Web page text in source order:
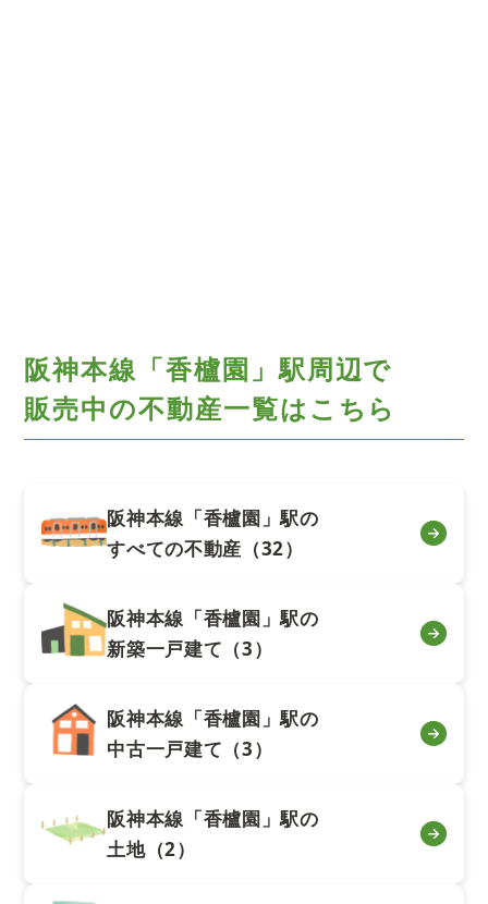
阪神本線「香櫨園」駅周辺で
販売中の不動産一覧はこちら
阪神本線「香櫨園」駅の
すべての不動産（32）
阪神本線「香櫨園」駅の
新築一戸建て（3）
阪神本線「香櫨園」駅の
中古一戸建て（3）
阪神本線「香櫨園」駅の
土地（2）